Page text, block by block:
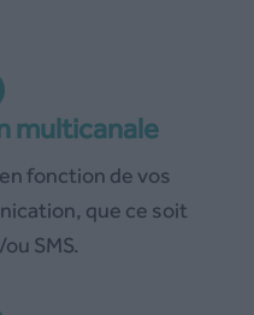
multicanale
fonction de vos
que ce soit
SMS.